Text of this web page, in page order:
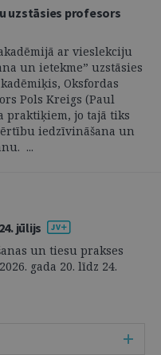
uzstāsies profesors
ar vieslekciju
un ietekme” uzstāsies
Oksfordas
Pols Kreigs (Paul
praktiķiem, jo tajā tiks
iedzīvināšana un
...
jūlijs
un tiesu prakses
gada 20. līdz 24.